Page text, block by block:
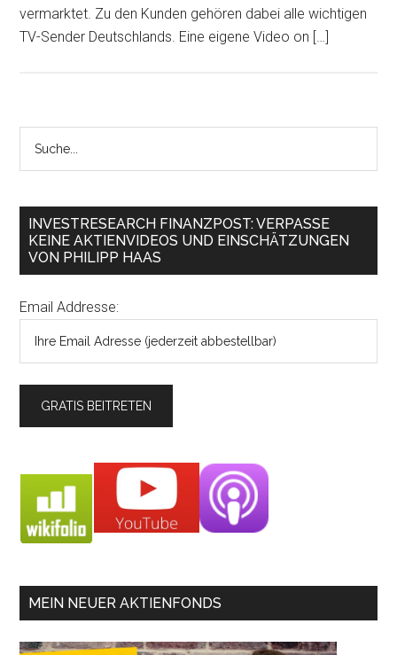
vermarktet. Zu den Kunden gehören dabei alle wichtigen
TV-Sender Deutschlands. Eine eigene Video on […]
INVESTRESEARCH FINANZPOST: VERPASSE
KEINE AKTIENVIDEOS UND EINSCHÄTZUNGEN
VON PHILIPP HAAS
Email Addresse:
MEIN NEUER AKTIENFONDS